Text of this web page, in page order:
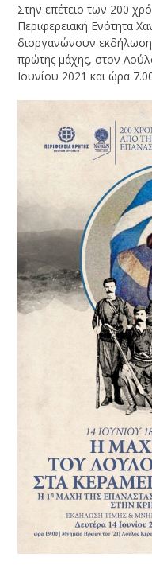
Στην επέτειο των 200
Περιφερειακή Ενότητα
διοργανώνουν εκδήλωση
πρώτης μάχης, στον
Ιουνίου 2021 και ώρα